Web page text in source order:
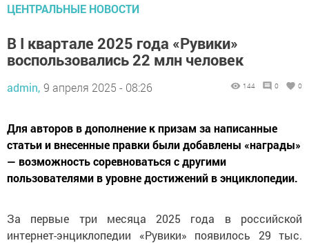
ЦЕНТРАЛЬНЫЕ НОВОСТИ
В I квартале 2025 года «Рувики»
воспользовались 22 млн человек
admin, 9 апреля 2025 - 08:26 144 0 0
Для авторов в дополнение к призам за написанные
статьи и внесенные правки были добавлены «награды»
— возможность соревноваться с другими
пользователями в уровне достижений в энциклопедии.
За первые три месяца 2025 года в российской
интернет-энциклопедии «Рувики» появилось 29 тыс.